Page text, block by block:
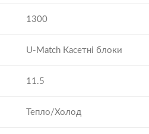
1300
U-Match Касетні блоки
11.5
Тепло/Холод